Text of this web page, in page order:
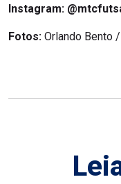
Instagram:
Fotos: Orlando Bento